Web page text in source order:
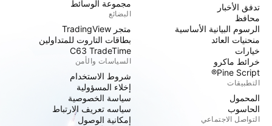
تدفق الأخبار
محافظ
الرسوم البيانية الأساسية
منحنيات العائد
خيارات
خرائط ماكرو
Pine Script®
التطبيقات
المحمول
الحاسوب
التواصل الاجتماعي
مجموعة الوسائط
البضائع
متجر TradingView
بطاقات التاروت للمتداولين
C63 TradeTime
السياسات والأمن
شروط الاستخدام
إخلاء المسؤولية
سياسة الخصوصية
سياسه تعريف الارتباط
إمكانية الوصول